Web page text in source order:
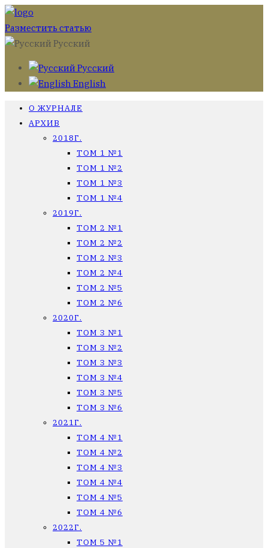
Разместить статью
Русский
Русский
English
О ЖУРНАЛЕ
АРХИВ
2018Г.
ТОМ 1 №1
ТОМ 1 №2
ТОМ 1 №3
ТОМ 1 №4
2019Г.
ТОМ 2 №1
ТОМ 2 №2
ТОМ 2 №3
ТОМ 2 №4
ТОМ 2 №5
ТОМ 2 №6
2020Г.
ТОМ 3 №1
ТОМ 3 №2
ТОМ 3 №3
ТОМ 3 №4
ТОМ 3 №5
ТОМ 3 №6
2021Г.
ТОМ 4 №1
ТОМ 4 №2
ТОМ 4 №3
ТОМ 4 №4
ТОМ 4 №5
ТОМ 4 №6
2022Г.
ТОМ 5 №1